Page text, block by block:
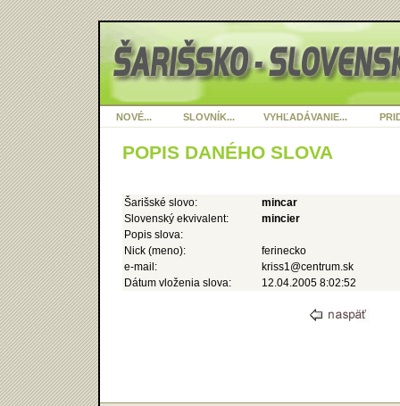
NOVÉ... SLOVNÍK... VYHĽADÁVANIE...
POPIS DANÉHO SLOVA
Šarišské slovo:
mincar
Slovenský ekvivalent:
mincier
Popis slova:
Nick (meno):
ferinecko
e-mail:
kriss1@centrum.sk
Dátum vloženia slova:
12.04.2005 8:02:52